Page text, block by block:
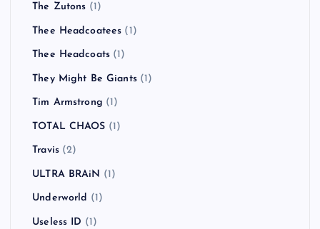
The Zutons (1)
Thee Headcoatees (1)
Thee Headcoats (1)
They Might Be Giants(1)
Tim Armstrong (1)
TOTAL CHAOS (1)
Travis(2)
ULTRA BRAiN (1)
Underworld (1)
Useless ID (1)